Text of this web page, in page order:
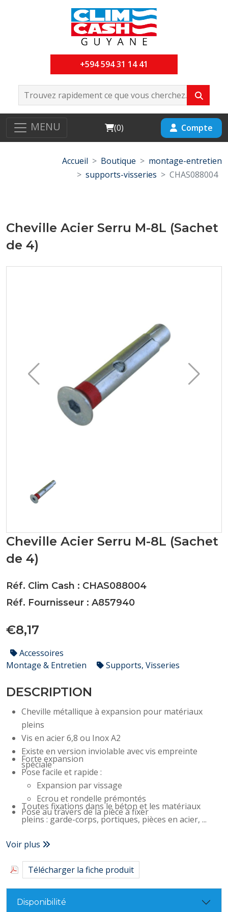
+594 594 31 14 41
MENU Cart
(0) Compte
Accueil Boutique
montage-entretien
supports-visseries
CHAS088004
Cheville Acier Serru M-8L (Sachet
de 4)
Cheville Acier Serru M-8L (Sachet
de 4)
Réf. Clim Cash : CHAS088004
Réf. Fournisseur : A857940
€8,17
Accessoires
Montage & Entretien
Supports, Visseries
DESCRIPTION
Cheville métallique à expansion pour matériaux
pleins
Vis en acier 6,8 ou Inox A2
Existe en version inviolable avec vis empreinte
spéciale
Forte expansion
Pose facile et rapide :
Expansion par vissage
Ecrou et rondelle prémontés
Pose au travers de la pièce à fixer
Toutes fixations dans le béton et les matériaux
pleins : garde-corps, portiques, pièces en acier, ...
Voir plus
Télécharger la fiche produit
Disponibilité